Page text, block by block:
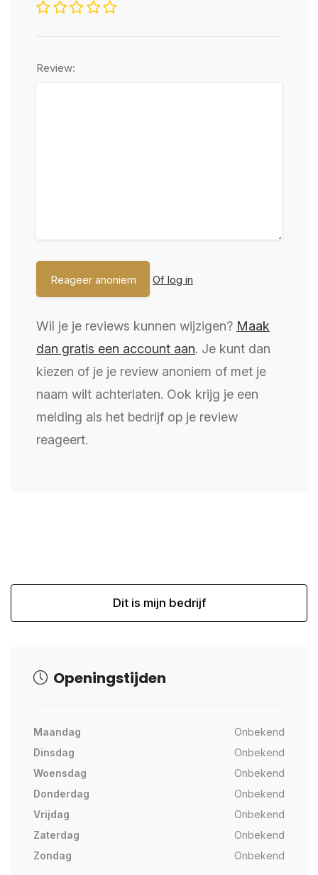
Review:
Of log in
Wil je je reviews kunnen wijzigen? Maak
dan gratis een account aan. Je kunt dan
kiezen of je je review anoniem of met je
naam wilt achterlaten. Ook krijg je een
melding als het bedrijf op je review
reageert.
Dit is mijn bedrijf
Openingstijden
Maandag
Onbekend
Dinsdag
Onbekend
Woensdag
Onbekend
Donderdag
Onbekend
Vrijdag
Onbekend
Zaterdag
Onbekend
Zondag
Onbekend